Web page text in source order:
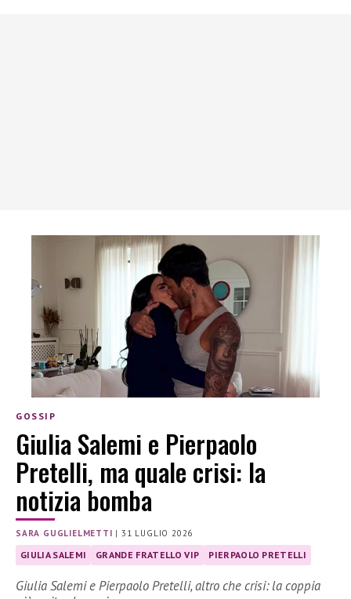
GOSSIP
Giulia Salemi e Pierpaolo
Pretelli, ma quale crisi: la
notizia bomba
SARA GUGLIELMETTI |31 LUGLIO 2026
GIULIA SALEMI GRANDE FRATELLO VIP PIERPAOLO PRETELLI
Giulia Salemi e Pierpaolo Pretelli, altro che crisi: la coppia